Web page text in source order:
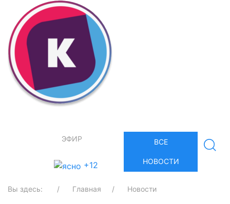
ЭФИР
+12
ВСЕ
НОВОСТИ
Вы здесь: Главная Новости